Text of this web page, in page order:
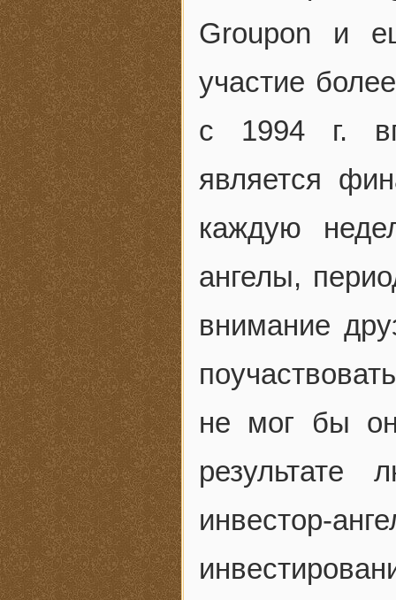
Groupon и
участие
с 1994 г.
является
каждую
ангелы,
внимание
не мог бы он
результате
инвестор-